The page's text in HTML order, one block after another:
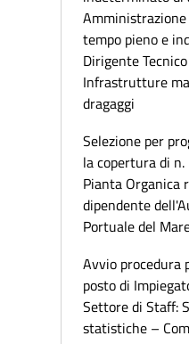
tempo pieno e
Dirigente
Infrastrutture
dragaggi
Selezione per
la copertura di
Pianta Organica
dipendente
Portuale del
Avvio procedura
posto di
Settore di Staff:
statistiche –